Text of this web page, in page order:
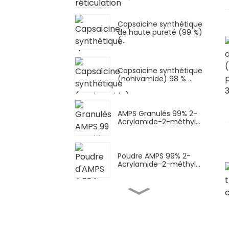
Capsaïcine synthétique
de haute pureté (99 %)
(...
Capsaïcine synthétique
(nonivamide) 98 % ...
AMPS Granulés 99% 2-
Acrylamide-2-méthyl...
Poudre AMPS 99% 2-
Acrylamide-2-méthyl...